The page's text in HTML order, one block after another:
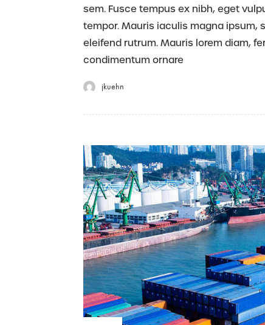
sem. Fusce tempus ex nibh, eget
tempor. Mauris iaculis magna ipsum,
eleifend rutrum. Mauris lorem diam,
condimentum ornare
jkuehn